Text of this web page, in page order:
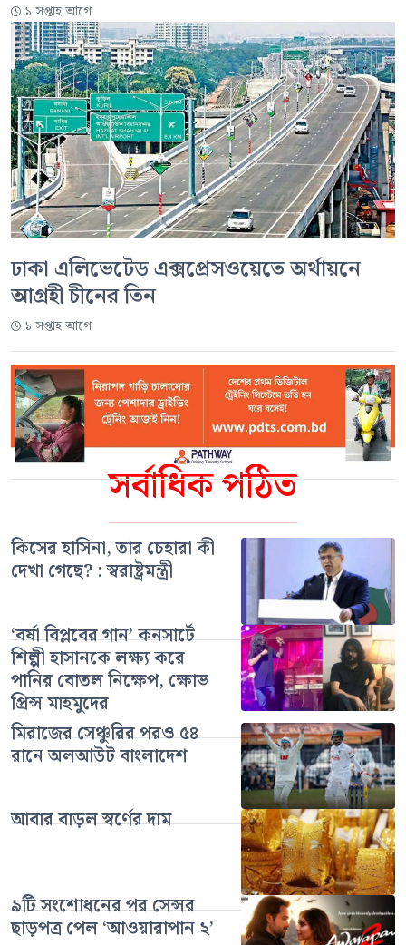
সর্বাধিক পঠিত
কিসের হাসিনা, তার চেহারা কী
দেখা গেছে? : স্বরাষ্ট্রমন্ত্রী
‘বর্ষা বিপ্লবের গান’ কনসার্টে
শিল্পী হাসানকে লক্ষ্য করে
পানির বোতল নিক্ষেপ, ক্ষোভ
প্রিন্স মাহমুদের
মিরাজের সেঞ্চুরির পরও ৫৪
রানে অলআউট বাংলাদেশ
আবার বাড়ল স্বর্ণের দাম
৯টি সংশোধনের পর সেন্সর
ছাড়পত্র পেল ‘আওয়ারাপান ২’
১ সপ্তাহ আগে
ঢাকা এলিভেটেড এক্সপ্রেসওয়েতে অর্থায়নে
আগ্রহী চীনের তিন
১ সপ্তাহ আগে